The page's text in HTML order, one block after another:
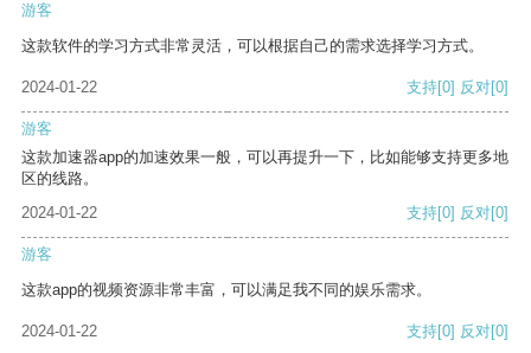
游客
这款软件的学习方式非常灵活，可以根据自己的需求选择学习方式。
2024-01-22 支持[0] 反对[0]
游客
这款加速器app的加速效果一般，可以再提升一下，比如能够支持更多地
区的线路。
2024-01-22
支持[0] 反对[0]
游客
这款app的视频资源非常丰富，可以满足我不同的娱乐需求。
2024-01-22 支持[0] 反对[0]